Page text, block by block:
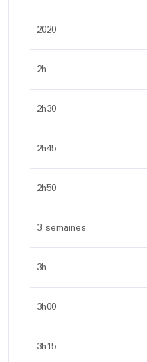
2020
2h
2h30
2h45
2h50
3 semaines
3h
3h00
3h15